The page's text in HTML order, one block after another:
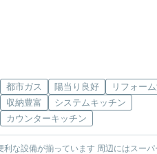
都市ガス 陽当り良好
リフォー
収納豊富
システムキッチン
カウンターキッチン
な設備が揃っています 周辺にはスー